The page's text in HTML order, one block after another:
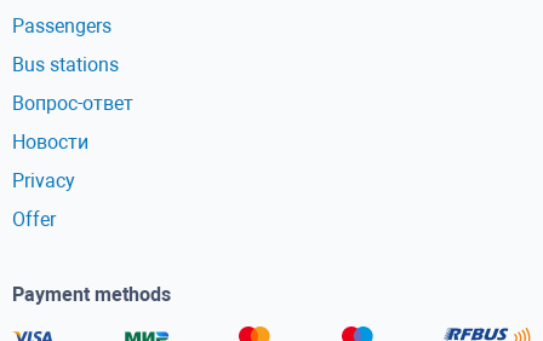
Passengers
Bus stations
Вопрос-ответ
Новости
Privacy
Offer
Payment methods